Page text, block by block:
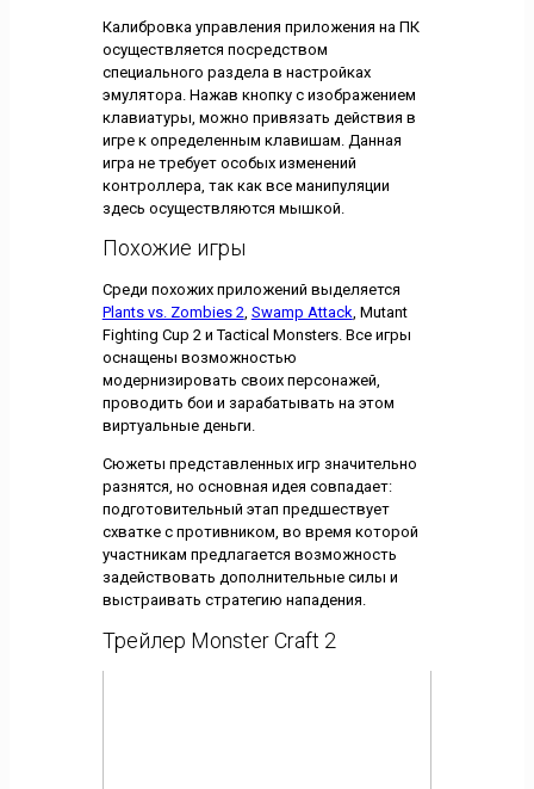
Калибровка управления приложения на ПК
осуществляется посредством
специального раздела в настройках
эмулятора. Нажав кнопку с изображением
клавиатуры, можно привязать действия в
игре к определенным клавишам. Данная
игра не требует особых изменений
контроллера, так как все манипуляции
здесь осуществляются мышкой.
Похожие игры
Среди похожих приложений выделяется
Plants vs. Zombies 2, Swamp Attack, Mutant
Fighting Cup 2 и Tactical Monsters. Все игры
оснащены возможностью
модернизировать своих персонажей,
проводить бои и зарабатывать на этом
виртуальные деньги.
Сюжеты представленных игр значительно
разнятся, но основная идея совпадает:
подготовительный этап предшествует
схватке с противником, во время которой
участникам предлагается возможность
задействовать дополнительные силы и
выстраивать стратегию нападения.
Трейлер Monster Craft 2